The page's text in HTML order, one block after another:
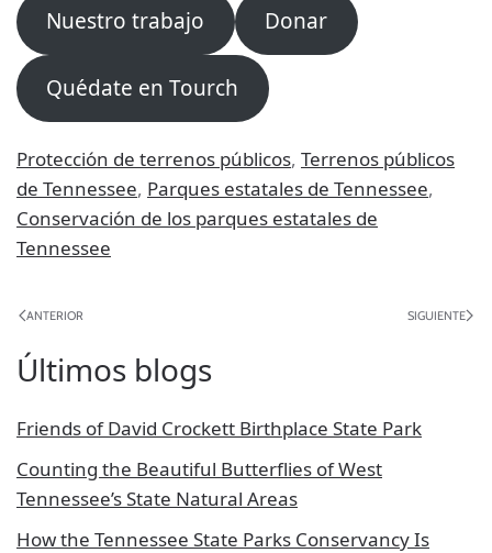
Nuestro trabajo Donar
Quédate en Tourch
Protección de terrenos públicos, Terrenos públicos
de Tennessee, Parques estatales de Tennessee,
Conservación de los parques estatales de
Tennessee
ANTERIOR SIGUIENTE
Últimos blogs
Friends of David Crockett Birthplace State Park
Counting the Beautiful Butterflies of West
Tennessee’s State Natural Areas
How the Tennessee State Parks Conservancy Is